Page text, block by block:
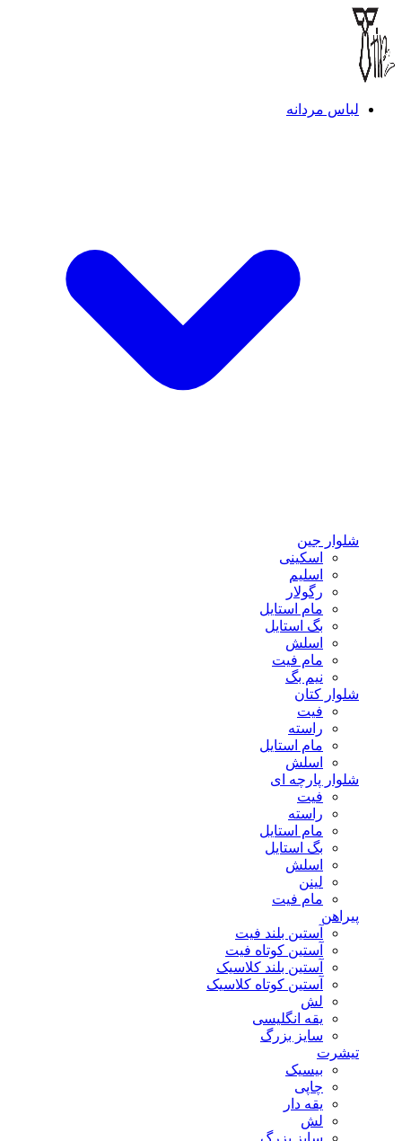
لباس مردانه
شلوار جین
اسکینی
اسلیم
رگولار
مام استایل
بگ استایل
اسلش
مام فیت
نیم بگ
شلوار کتان
فیت
راسته
مام استایل
اسلش
شلوار پارچه ای
فیت
راسته
مام استایل
بگ استایل
اسلش
لینن
مام فیت
پیراهن
آستین بلند فیت
آستین کوتاه فیت
آستین بلند کلاسیک
آستین کوتاه کلاسیک
لش
یقه انگلیسی
سایز بزرگ
تیشرت
بیسیک
چاپی
یقه دار
لش